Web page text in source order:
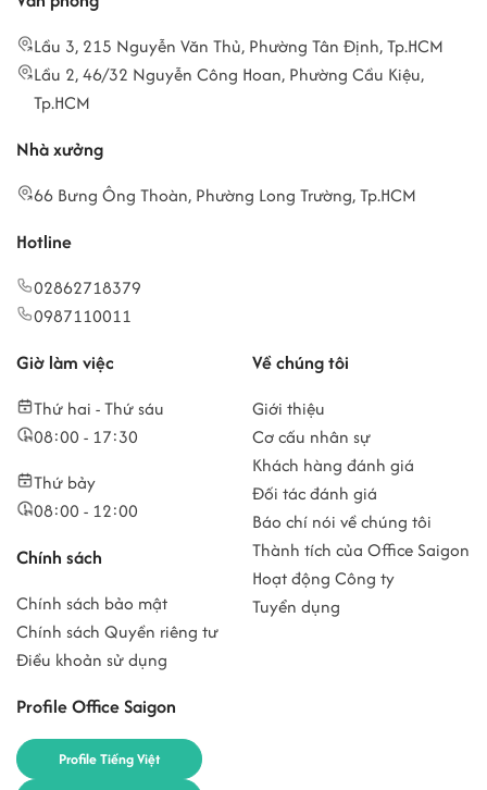
Lầu 3, 215 Nguyễn Văn Thủ, Phường Tân Định, Tp.HCM
Lầu 2, 46/32 Nguyễn Công Hoan, Phường Cầu Kiệu,
Tp.HCM
Nhà xưởng
66 Bưng Ông Thoàn, Phường Long Trường, Tp.HCM
Hotline
02862718379
0987110011
Giờ làm việc
Thứ hai - Thứ sáu
08:00 - 17:30
Thứ bảy
08:00 - 12:00
Chính sách
Chính sách bảo mật
Chính sách Quyền riêng tư
Điều khoản sử dụng
Profile Office Saigon
Profile Tiếng Việt
Về chúng tôi
Giới thiệu
Cơ cấu nhân sự
Khách hàng đánh giá
Đối tác đánh giá
Báo chí nói về chúng tôi
Thành tích của Office Saigon
Hoạt động Công ty
Tuyển dụng